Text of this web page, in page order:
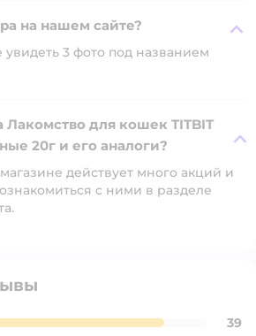
на нашем сайте?
3 фото под названием
Лакомство для кошек TITBIT
20г и его аналоги?
действует много акций и
с ними в разделе
39